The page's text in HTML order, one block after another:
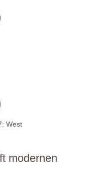
West
modernen